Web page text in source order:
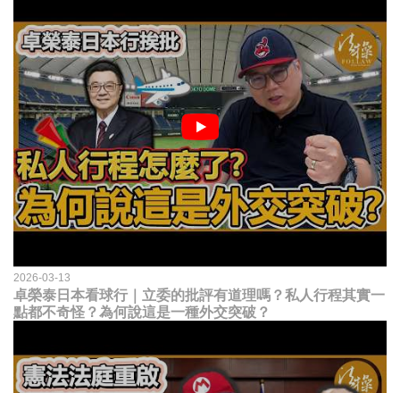
2026-03-13
卓榮泰日本看球行｜立委的批評有道理嗎？私人行程其實一
點都不奇怪？為何說這是一種外交突破？